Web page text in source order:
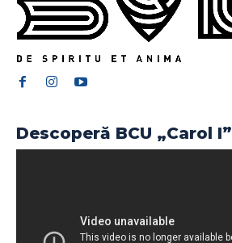
Descoperă BCU „Carol I”